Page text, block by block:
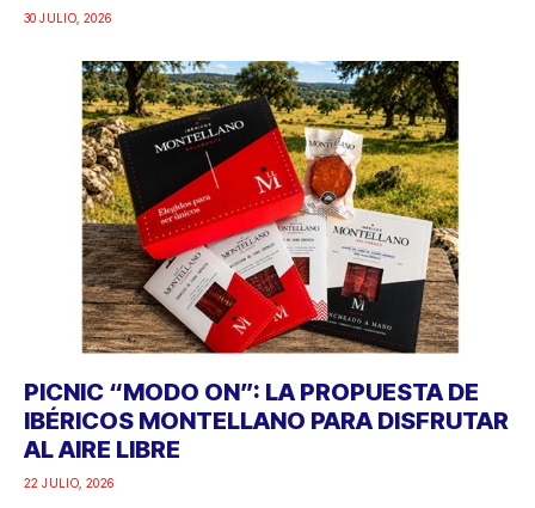
30 JULIO, 2026
PICNIC “MODO ON”: LA PROPUESTA DE
IBÉRICOS MONTELLANO PARA DISFRUTAR
AL AIRE LIBRE
22 JULIO, 2026